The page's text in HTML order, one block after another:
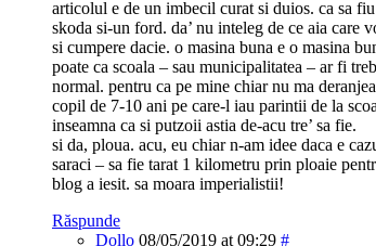
articolul e de un imbecil curat si duios. ca sa
skoda si-un ford. da’ nu inteleg de ce aia care
si cumpere dacie. o masina buna e o masina
poate ca scoala – sau municipalitatea – ar fi
normal. pentru ca pe mine chiar nu ma
copil de 7-10 ani pe care-l iau parintii de la
inseamna ca si putzoii astia de-acu tre’ sa fie.
si da, ploua. acu, eu chiar n-am idee daca e
saraci – sa fie tarat 1 kilometru prin ploaie
blog a iesit. sa moara imperialistii!
Răspunde
Dollo 08/05/2019 at 09:29 #